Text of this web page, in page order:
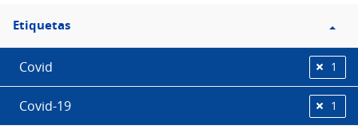
Filtro
Etiquetas
Etiquetas
Covid 1
Covid-19 1